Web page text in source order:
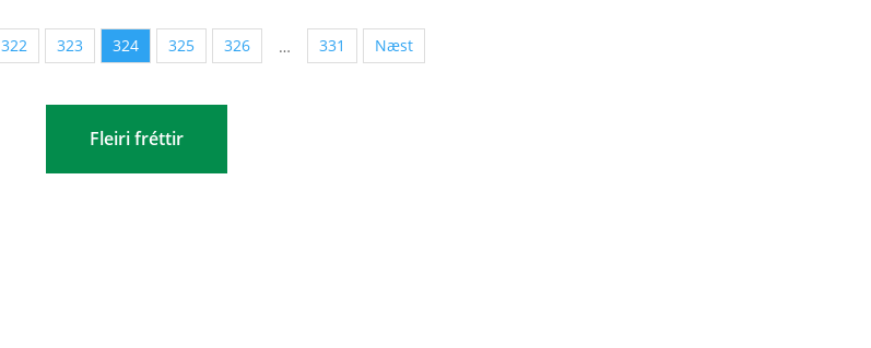
322 323 324 325 326 … 331 Næst
Fleiri fréttir